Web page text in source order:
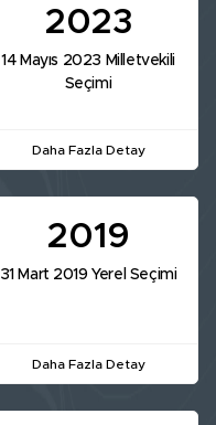
2023
14 Mayıs 2023 Milletvekili
Seçimi
Daha Fazla Detay
2019
31 Mart 2019 Yerel Seçimi
Daha Fazla Detay